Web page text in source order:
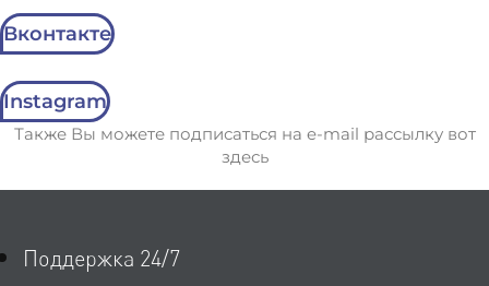
Вконтакте
Instagram
Также Вы можете подписаться на e-mail рассылку вот
здесь
Поддержка 24/7